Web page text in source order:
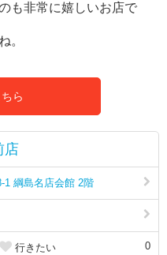
も非常に嬉しいお店で
。
ら
店
1 綱島名店会館 2階
行きたい 0